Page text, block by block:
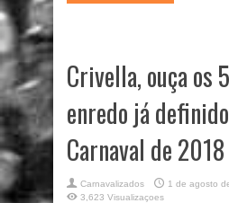
Crivella, ouça os
enredo já
Carnaval de 2018
Carnavalizados 1 de agosto
3,623 Visualizaçoes